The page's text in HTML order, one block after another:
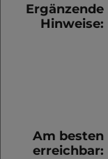
Ergänzende
Hinweise:
Am besten
erreichbar: